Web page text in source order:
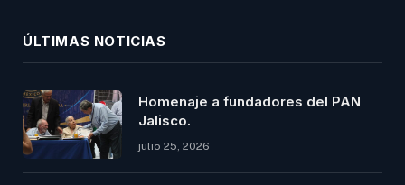
ÚLTIMAS NOTICIAS
Homenaje a fundadores del PAN
Jalisco.
julio 25, 2026